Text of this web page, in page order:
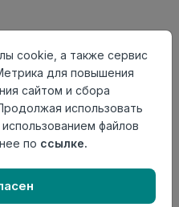
в корзину
может отличаться от
сайте. Проверяйте
cookie, а также сервис
для повышения
сайтом и сбора
использовать
файлов
по ссылке.